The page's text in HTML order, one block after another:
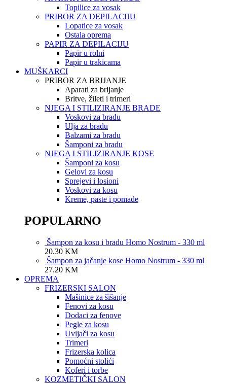
Topilice za vosak
PRIBOR ZA DEPILACIJU
Lopatice za vosak
Ostala oprema
PAPIR ZA DEPILACIJU
Papir u rolni
Papir u trakicama
MUŠKARCI
PRIBOR ZA BRIJANJE
Aparati za brijanje
Britve, žileti i trimeri
NJEGA I STILIZIRANJE BRADE
Voskovi za bradu
Ulja za bradu
Balzami za bradu
Šamponi za bradu
NJEGA I STILIZIRANJE KOSE
Šamponi za kosu
Gelovi za kosu
Sprejevi i losioni
Voskovi za kosu
Kreme, paste i pomade
POPULARNO
Šampon za kosu i bradu Homo Nostrum - 330 ml
20.30 KM
Šampon za jačanje kose Homo Nostrum - 330 ml
27.20 KM
OPREMA
FRIZERSKI SALON
Mašinice za šišanje
Fenovi za kosu
Dodaci za fenove
Pegle za kosu
Uvijači za kosu
Trimeri
Frizerska kolica
Pomoćni stolići
Koferi i torbe
KOZMETIČKI SALON